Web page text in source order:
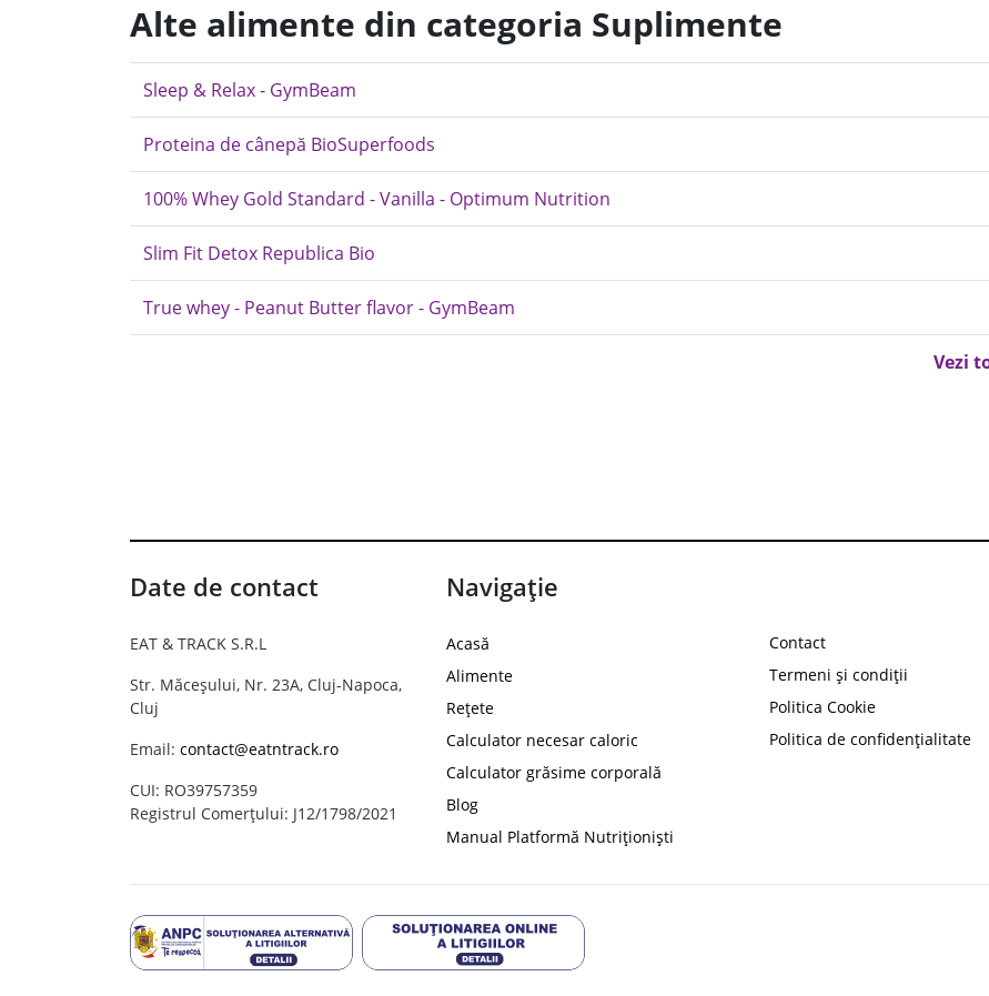
Alte alimente din categoria Suplimente
Sleep & Relax - GymBeam
Proteina de cânepă BioSuperfoods
100% Whey Gold Standard - Vanilla - Optimum Nutrition
Slim Fit Detox Republica Bio
True whey - Peanut Butter flavor - GymBeam
Vezi
Date de contact
EAT & TRACK S.R.L
Str. Măceșului, Nr. 23A, Cluj-Napoca,
Cluj
Email: contact@eatntrack.ro
CUI: RO39757359
Registrul Comerțului: J12/1798/2021
Navigație
Acasă
Alimente
Rețete
Calculator necesar caloric
Calculator grăsime corporală
Blog
Manual Platformă Nutriționiști
Contact
Termeni și condiții
Politica Cookie
Politica de confidențialitate
reducere